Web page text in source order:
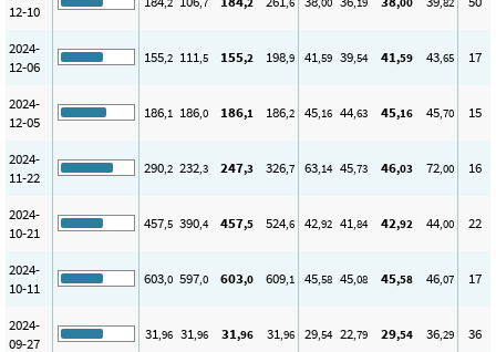
12-10
2024-
12-06
155,2 111,5 155,2 198,9 41,59 39,54 41,59 43,65 17
2024-
12-05
186,1 186,0 186,1 186,2 45,16 44,63 45,16 45,70 15
2024-
11-22
290,2 232,3 247,3 326,7 63,14 45,73 46,03 72,00 16
2024-
10-21
457,5 390,4 457,5 524,6 42,92 41,84 42,92 44,00 22
2024-
10-11
603,0 597,0 603,0 609,1 45,58 45,08 45,58 46,07 17
2024-
09-27
31,96 31,96 31,96 31,96 29,54 22,79 29,54 36,29 36